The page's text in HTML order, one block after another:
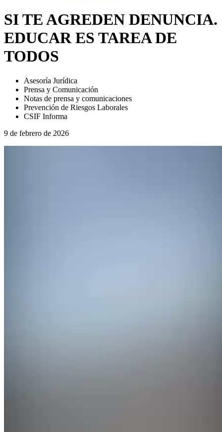
SI TE AGREDEN DENUNCIA.
EDUCAR ES TAREA DE
TODOS
Asesoría Jurídica
Prensa y Comunicación
Notas de prensa y comunicaciones
Prevención de Riesgos Laborales
CSIF Informa
9 de febrero de 2026